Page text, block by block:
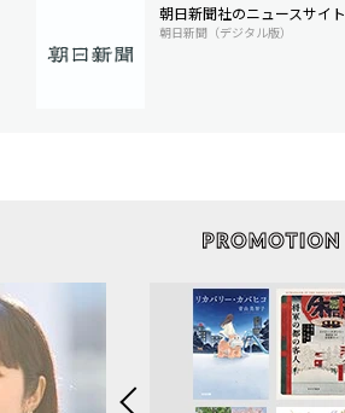
朝日新聞社のニュースサイト
朝日新聞（デジタル版）